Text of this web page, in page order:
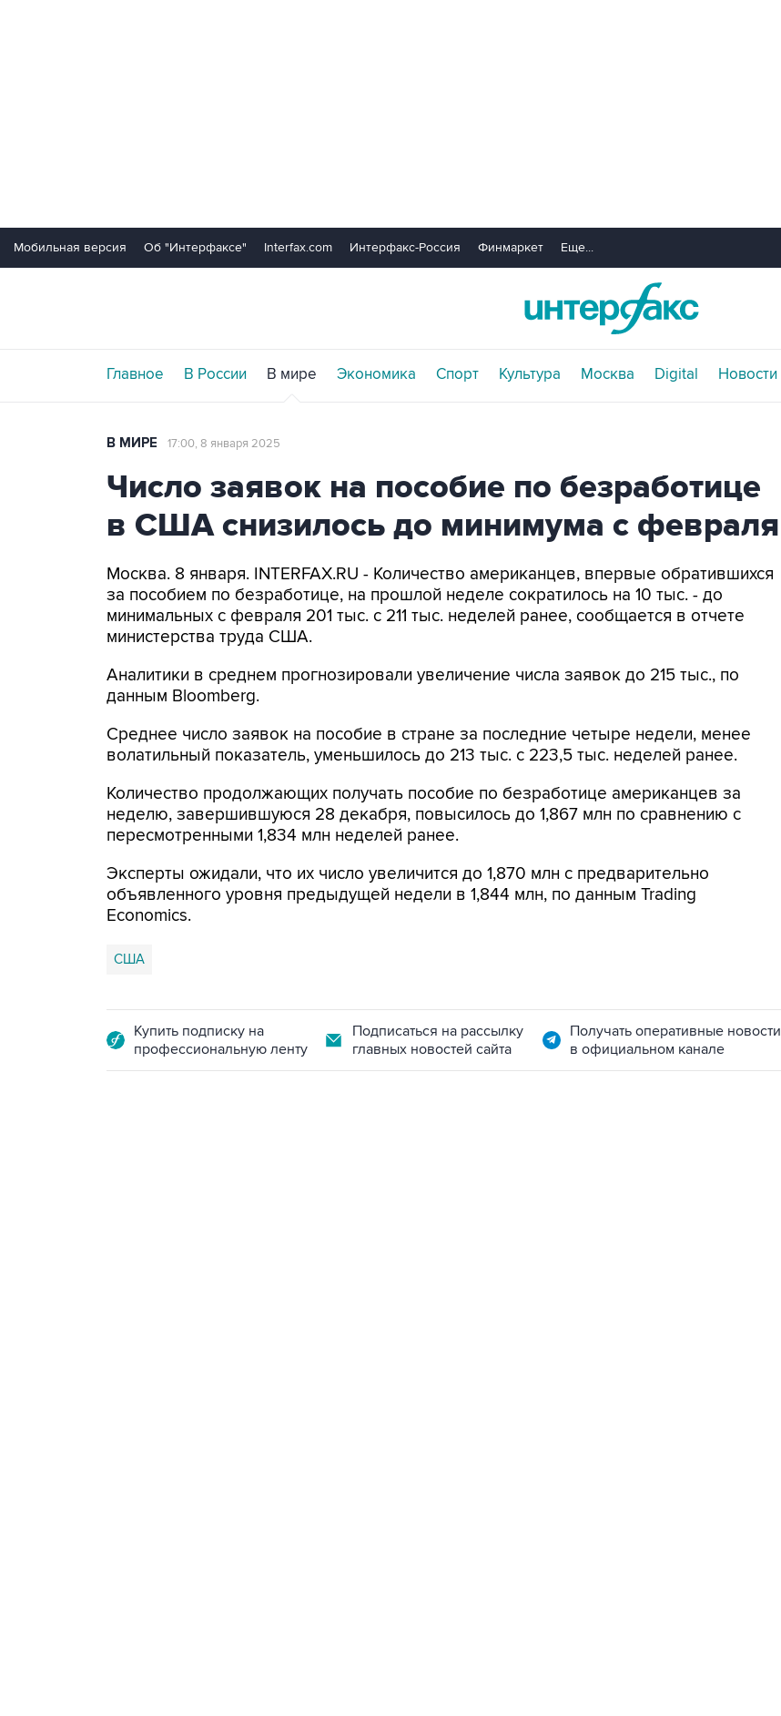
Мобильная версия Об "Интерфаксе" Interfax.com Интерфакс-Россия Финмаркет Еще...
Главное В России В мире Экономика Спорт Культура Москва Digital Новости
В МИРЕ 17:00, 8 января 2025
Число заявок на пособие по безработице
в США снизилось до минимума с февраля
Москва. 8 января. INTERFAX.RU - Количество американцев, впервые обратившихся
за пособием по безработице, на прошлой неделе сократилось на 10 тыс. - до
минимальных с февраля 201 тыс. с 211 тыс. неделей ранее, сообщается в отчете
министерства труда США.
Аналитики в среднем прогнозировали увеличение числа заявок до 215 тыс., по
данным Bloomberg.
Среднее число заявок на пособие в стране за последние четыре недели, менее
волатильный показатель, уменьшилось до 213 тыс. с 223,5 тыс. неделей ранее.
Количество продолжающих получать пособие по безработице американцев за
неделю, завершившуюся 28 декабря, повысилось до 1,867 млн по сравнению с
пересмотренными 1,834 млн неделей ранее.
Эксперты ожидали, что их число увеличится до 1,870 млн с предварительно
объявленного уровня предыдущей недели в 1,844 млн, по данным Trading
Economics.
США
Купить подписку на
профессиональную ленту
Подписаться на рассылку
главных новостей сайта
Получать оперативные новости
в официальном канале